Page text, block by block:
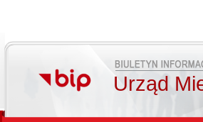
Urząd